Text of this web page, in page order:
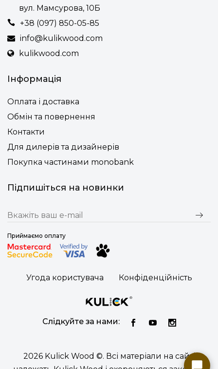
вул. Мамсурова, 10Б
+38 (097) 850-05-85
info@kulikwood.com
kulikwood.com
Інформація
Оплата і доставка
Обмін та повернення
Контакти
Для дилерів та дизайнерів
Покупка частинами monobank
Підпишіться на новинки
Приймаємо оплату
Угода користувача Конфіденційність
Слідкуйте за нами:
2026 Kulick Wood ©. Всі матеріали на сайті